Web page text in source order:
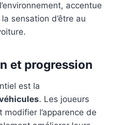
accentue
sensation d’être au
et progression
est la
. Les joueurs
l’apparence de